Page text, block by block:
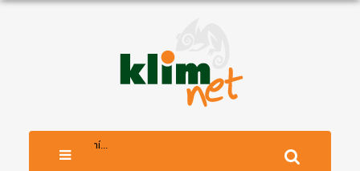
Vyhledávání...